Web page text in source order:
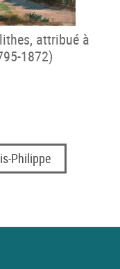
attribué à
1872)
Philippe